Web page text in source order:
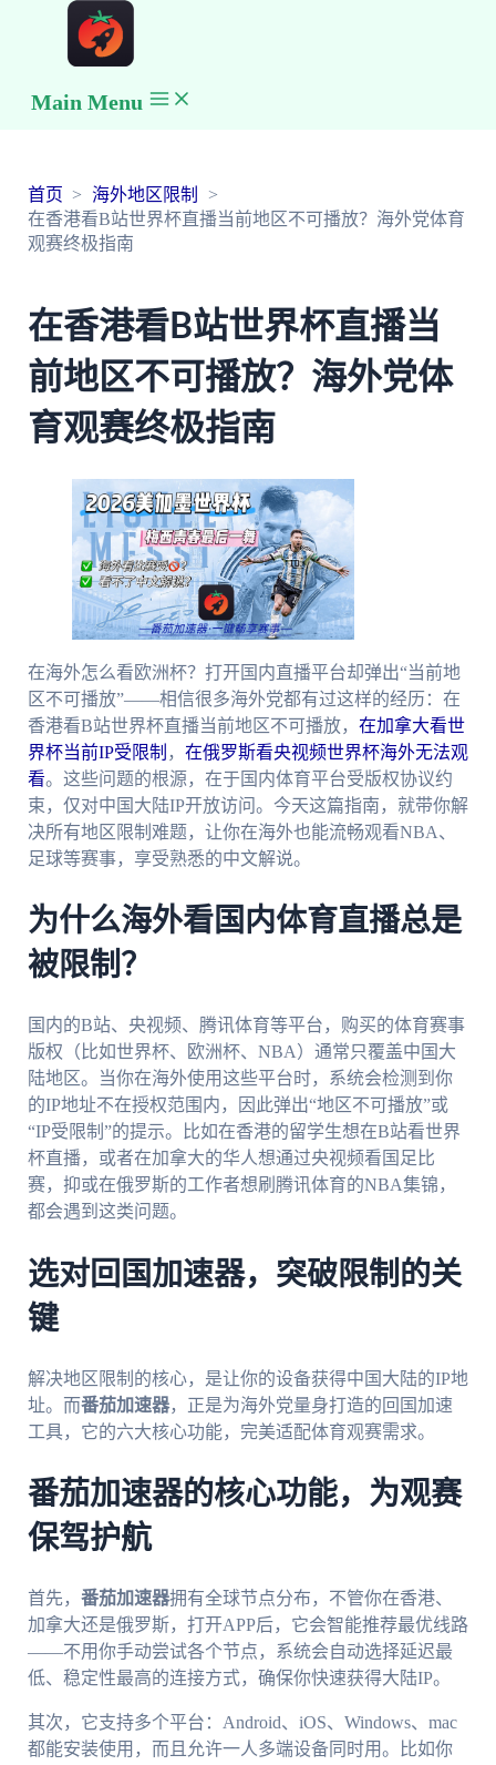
Main Menu
首页
海外地区限制
在香港看B站世界杯直播当前地区不可播放？海外党体育
观赛终极指南
在香港看B站世界杯直播当
前地区不可播放？海外党体
育观赛终极指南
在海外怎么看欧洲杯？打开国内直播平台却弹出“当前地
区不可播放”——相信很多海外党都有过这样的经历：在
香港看B站世界杯直播当前地区不可播放， 在加拿大看世
界杯当前IP受限制 ， 在俄罗斯看央视频世界杯海外无法观
看。这些问题的根源，在于国内体育平台受版权协议约
束，仅对中国大陆IP开放访问。今天这篇指南，就带你解
决所有地区限制难题，让你在海外也能流畅观看NBA、
足球等赛事，享受熟悉的中文解说。
为什么海外看国内体育直播总是
被限制？
国内的B站、央视频、腾讯体育等平台，购买的体育赛事
版权（比如世界杯、欧洲杯、NBA）通常只覆盖中国大
陆地区。当你在海外使用这些平台时，系统会检测到你
的IP地址不在授权范围内，因此弹出“地区不可播放”或
“IP受限制”的提示。比如在香港的留学生想在B站看世界
杯直播，或者在加拿大的华人想通过央视频看国足比
赛，抑或在俄罗斯的工作者想刷腾讯体育的NBA集锦，
都会遇到这类问题。
选对回国加速器，突破限制的关
键
解决地区限制的核心，是让你的设备获得中国大陆的IP地
址。而番茄加速器，正是为海外党量身打造的回国加速
工具，它的六大核心功能，完美适配体育观赛需求。
番茄加速器的核心功能，为观赛
保驾护航
首先， 番茄加速器拥有全球节点分布，不管你在香港、
加拿大还是俄罗斯，打开APP后，它会智能推荐最优线路
——不用你手动尝试各个节点，系统会自动选择延迟最
低、稳定性最高的连接方式，确保你快速获得大陆IP。
其次，它支持多个平台：Android、iOS、Windows、mac
都能安装使用，而且允许一人多端设备同时用。比如你